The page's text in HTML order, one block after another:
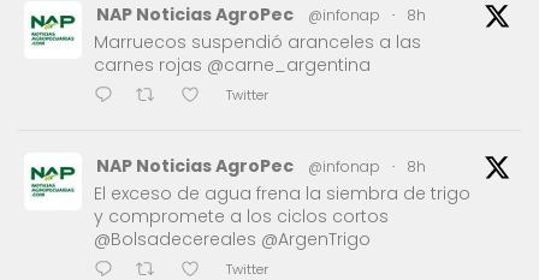
NAP Noticias AgroPec @infonap · 8h
Marruecos suspendió aranceles a las
carnes rojas @carne_argentina
Twitter
NAP Noticias AgroPec @infonap · 8h
El exceso de agua frena la siembra de trigo
y compromete a los ciclos cortos
@Bolsadecereales @ArgenTrigo
Twitter